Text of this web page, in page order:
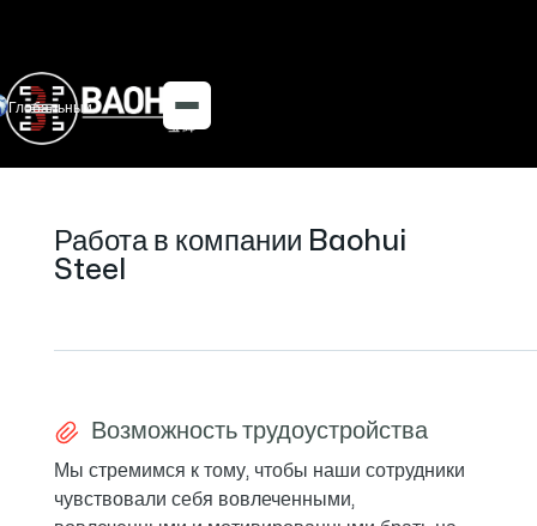
Глобальный
Работа в компании Baohui
Steel
Возможность трудоустройства
Мы стремимся к тому, чтобы наши сотрудники
чувствовали себя вовлеченными,